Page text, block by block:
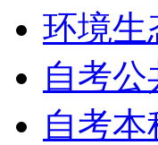
环境生
自考
自考